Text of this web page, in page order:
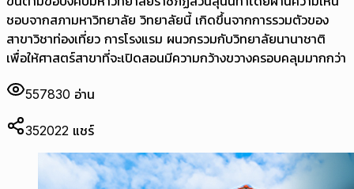
ชอบจากสภามหาวิทยาลัย วิทยาลัยนี้ เกิดขึ้นจากการรวมตัวของ
สาขาวิชาท่องเที่ยว การโรงแรม ผนวกรวมกับวิทยาลัยนานาชาติ
เพื่อให้ศาสตร์สาขาที่จะเปิดสอนมีความกว้างขวางครอบคลุมมากกว่า
557830 อ่าน
352022 แชร์